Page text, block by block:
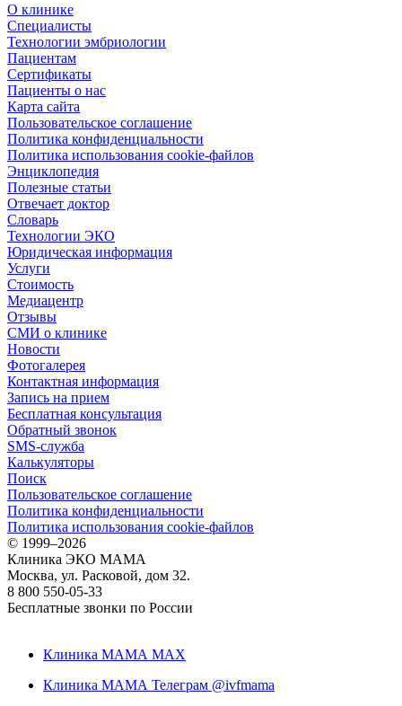
О клинике
Специалисты
Технологии эмбриологии
Пациентам
Сертификаты
Пациенты о нас
Карта сайта
Пользовательское соглашение
Политика конфиденциальности
Политика использования cookie-файлов
Энциклопедия
Полезные статьи
Отвечает доктор
Словарь
Технологии ЭКО
Юридическая информация
Услуги
Стоимость
Медиацентр
Отзывы
СМИ о клинике
Новости
Фотогалерея
Контактная информация
Запись на прием
Бесплатная консультация
Обратный звонок
SMS-служба
Калькуляторы
Поиск
Пользовательское соглашение
Политика конфиденциальности
Политика использования cookie-файлов
© 1999–2026
Клиника ЭКО МАМА
Москва, ул. Расковой, дом 32.
8 800 550-05-33
Бесплатные звонки по России
Клиника МАМА MAX
Клиника МАМА Телеграм @ivfmama